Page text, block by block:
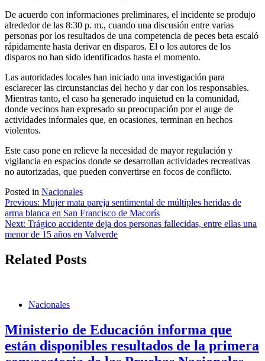
De acuerdo con informaciones preliminares, el incidente se produjo
alrededor de las 8:30 p. m., cuando una discusión entre varias
personas por los resultados de una competencia de peces beta escaló
rápidamente hasta derivar en disparos. El o los autores de los
disparos no han sido identificados hasta el momento.
Las autoridades locales han iniciado una investigación para
esclarecer las circunstancias del hecho y dar con los responsables.
Mientras tanto, el caso ha generado inquietud en la comunidad,
donde vecinos han expresado su preocupación por el auge de
actividades informales que, en ocasiones, terminan en hechos
violentos.
Este caso pone en relieve la necesidad de mayor regulación y
vigilancia en espacios donde se desarrollan actividades recreativas
no autorizadas, que pueden convertirse en focos de conflicto.
Posted in Nacionales
Navegación
de
entradas
Previous: Mujer mata pareja sentimental de múltiples heridas de
arma blanca en San Francisco de Macorís
Next: Trágico accidente deja dos personas fallecidas, entre ellas una
menor de 15 años en Valverde
Related Posts
Nacionales
Ministerio de Educación informa que
están disponibles resultados de la primera